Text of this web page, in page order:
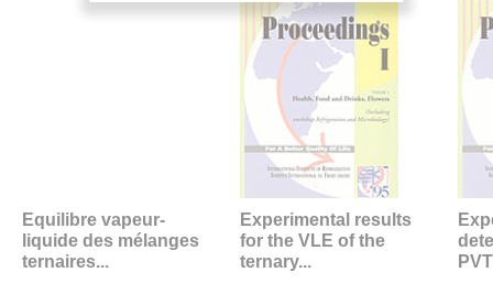
Equilibre vapeur-
liquide des mélanges
ternaires...
Experimental results
for the VLE of the
ternary...